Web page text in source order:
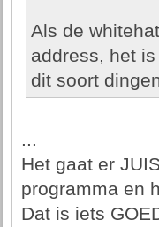
Als de
address, het
dit soort
...
Het gaat er
programma en
Dat is iets